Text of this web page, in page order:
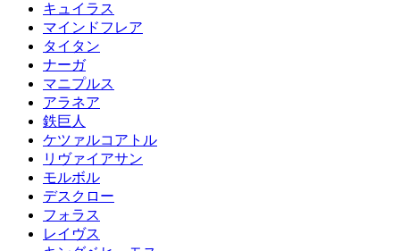
キュイラス
マインドフレア
タイタン
ナーガ
マニプルス
アラネア
鉄巨人
ケツァルコアトル
リヴァイアサン
モルボル
デスクロー
フォラス
レイヴス